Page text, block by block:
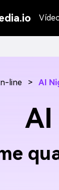
line > AI